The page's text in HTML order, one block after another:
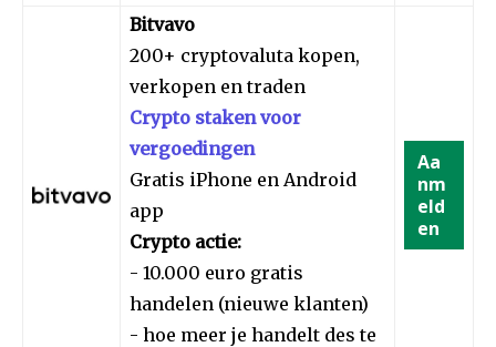
Bitvavo
200+ cryptovaluta kopen,
verkopen en traden
Crypto staken voor
vergoedingen
Gratis iPhone en Android
app
Crypto actie:
- 10.000 euro gratis
handelen (nieuwe klanten)
- hoe meer je handelt des te
Aa
nm
eld
en